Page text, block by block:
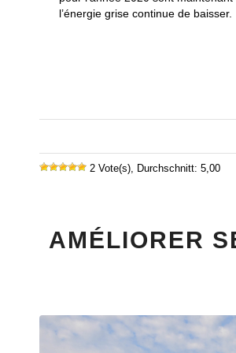
l’énergie grise continue de baisser.
2 Vote(s), Durchschnitt: 5,00
AMÉLIORER